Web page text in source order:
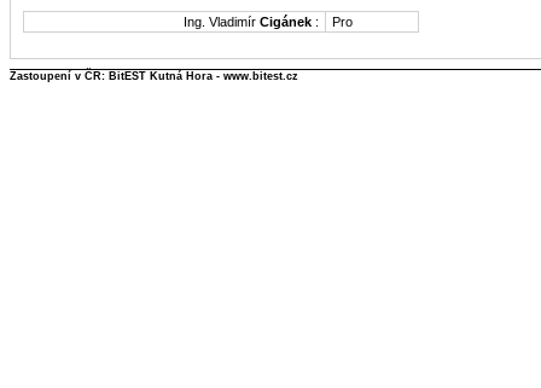
Ing. Vladimír Cigánek : Pro
Zastoupení v ČR: BitEST Kutná Hora - www.bitest.cz